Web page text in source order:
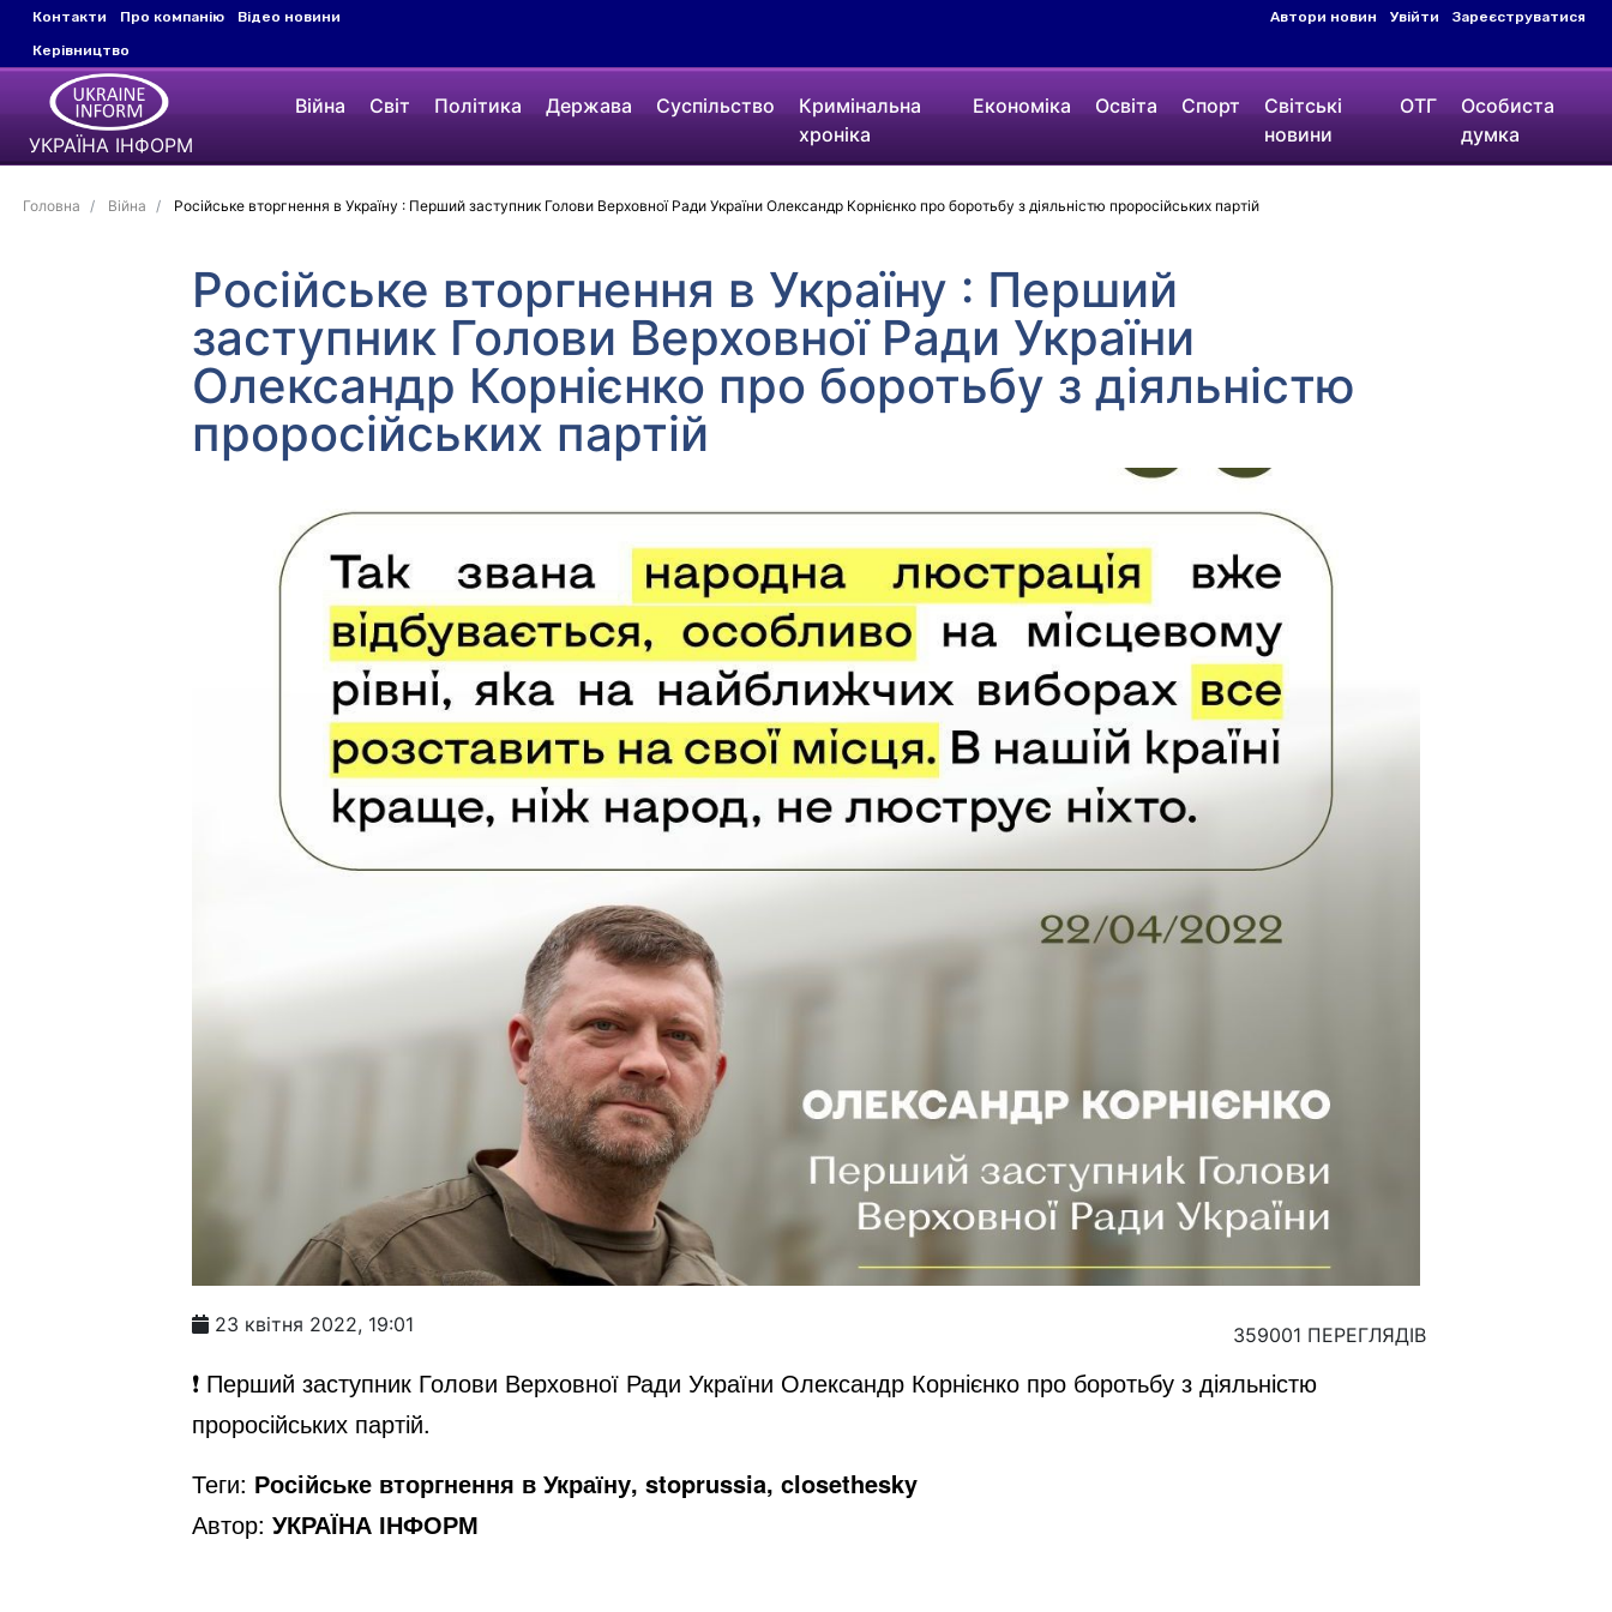
Контакти Про компанію
Відео новини
Керівництво
Автори новин Увійти Зареєструватися
УКРАЇНА ІНФОРМ
Війна Світ Політика Держава Суспільство
Кримінальна
хроніка
Економіка Освіта Спорт
Світські
новини
ОТГ
Особиста
думка
Головна Війна Російське вторгнення в Україну : Перший заступник Голови Верховної Ради України Олександр Корнієнко про боротьбу з діяльністю проросійських партій
Російське вторгнення в Україну : Перший
заступник Голови Верховної Ради України
Олександр Корнієнко про боротьбу з діяльністю
проросійських партій
23 квітня 2022, 19:01 359001 ПЕРЕГЛЯДІВ
❗️ Перший заступник Голови Верховної Ради України Олександр Корнієнко про боротьбу з діяльністю
проросійських партій.
Теги: Російське вторгнення в Україну, stoprussia, closethesky
Автор: УКРАЇНА ІНФОРМ